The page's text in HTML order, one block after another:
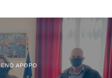
ΆΡΘΡΟ